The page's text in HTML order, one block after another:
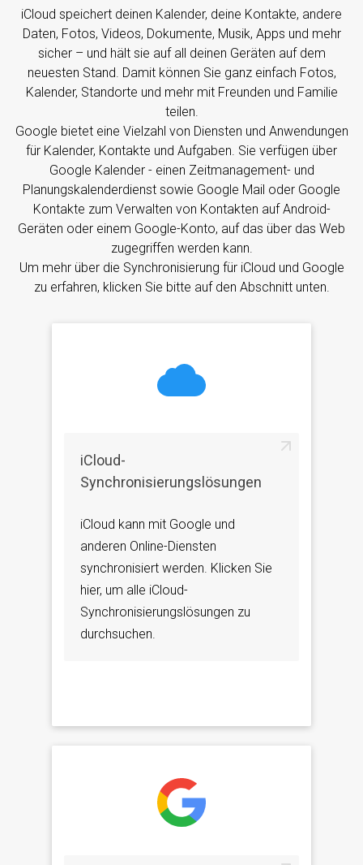
iCloud speichert deinen Kalender, deine Kontakte, andere
Daten, Fotos, Videos, Dokumente, Musik, Apps und mehr
sicher – und hält sie auf all deinen Geräten auf dem
neuesten Stand. Damit können Sie ganz einfach Fotos,
Kalender, Standorte und mehr mit Freunden und Familie
teilen.
Google bietet eine Vielzahl von Diensten und Anwendungen
für Kalender, Kontakte und Aufgaben. Sie verfügen über
Google Kalender - einen Zeitmanagement- und
Planungskalenderdienst sowie Google Mail oder Google
Kontakte zum Verwalten von Kontakten auf Android-
Geräten oder einem Google-Konto, auf das über das Web
zugegriffen werden kann.
Um mehr über die Synchronisierung für iCloud und Google
zu erfahren, klicken Sie bitte auf den Abschnitt unten.
iCloud-
Synchronisierungslösungen
iCloud kann mit Google und
anderen Online-Diensten
synchronisiert werden. Klicken Sie
hier, um alle iCloud-
Synchronisierungslösungen zu
durchsuchen.